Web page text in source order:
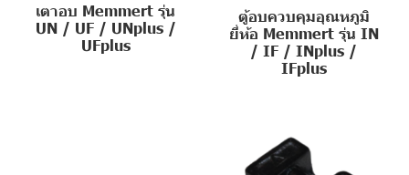
เตาอบ Memmert รุ่น
UN / UF / UNplus /
UFplus
ตู้อบควบคุมอุณหภูมิ
ยี่ห้อ Memmert รุ่น IN
/ IF / INplus /
IFplus